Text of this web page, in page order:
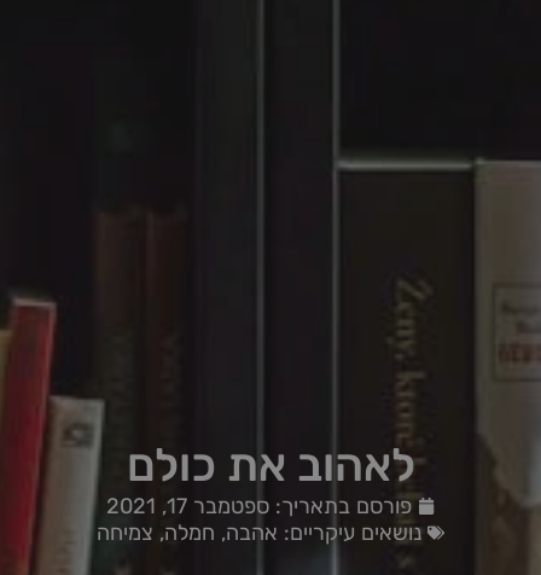
לאהוב את כולם
פורסם בתאריך: ספטמבר 17, 2021
נושאים עיקריים: אהבה, חמלה, צמיחה